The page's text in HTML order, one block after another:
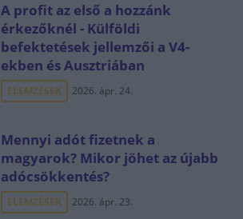
A profit az első a hozzánk
érkezőknél - Külföldi
befektetések jellemzői a V4-
ekben és Ausztriában
ELEMZÉSEK 2026. ápr. 24.
Mennyi adót fizetnek a
magyarok? Mikor jöhet az újabb
adócsökkentés?
ELEMZÉSEK 2026. ápr. 23.